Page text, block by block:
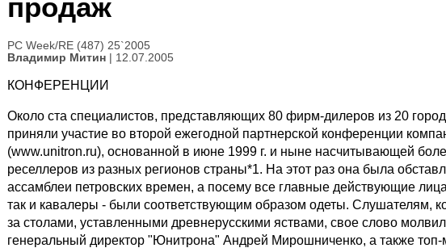
продаж
PC Week/RE (487) 25`2005
Владимир Митин | 12.07.2005
КОНФЕРЕНЦИИ
Около ста специалистов, представляющих 80 фирм-дилеров из 20
приняли участие во второй ежегодной партнерской конференции
(www.unitron.ru), основанной в июне 1999 г. и ныне насчитывающей
реселлеров из разных регионов страны*1. На этот раз она была
ассамблеи петровских времен, а посему все главные действующие
так и кавалеры - были соответствующим образом одеты. Слушателям,
за столами, уставленными древнерусскими яствами, свое слово
генеральный директор "Юнитрона" Андрей Мирошниченко, а также